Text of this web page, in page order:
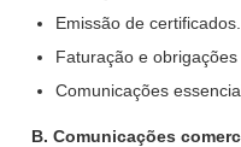
Emissão de certificados.
Faturação e obrigações
Comunicações
B. Comunicações